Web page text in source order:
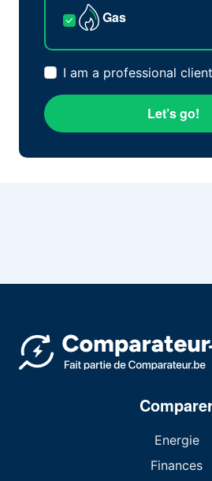
Gas
I am a professional client
Let’s go!
Energie
Finances